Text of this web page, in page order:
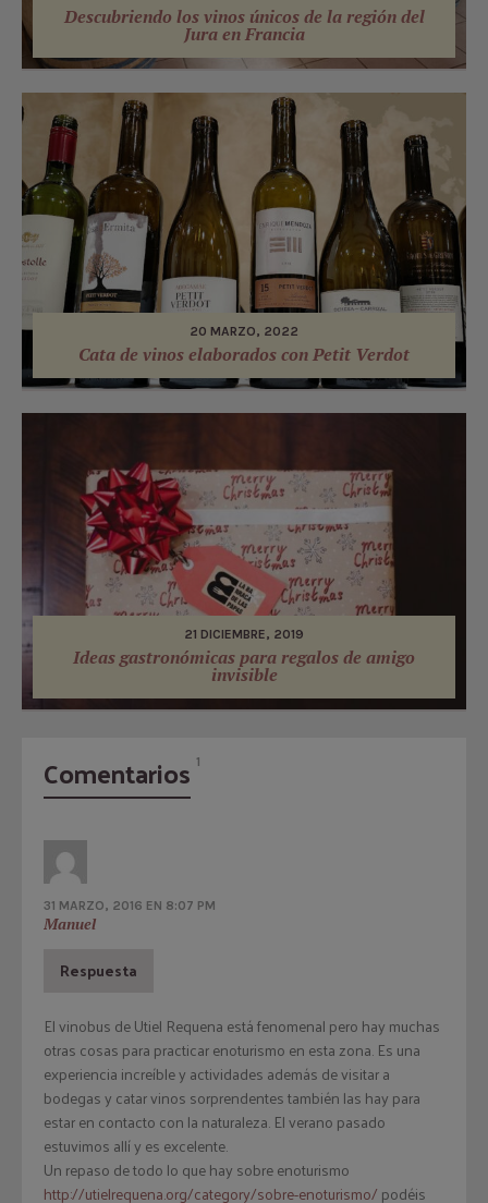
Descubriendo los vinos únicos de la región del
Jura en Francia
20 MARZO, 2022
Cata de vinos elaborados con Petit Verdot
21 DICIEMBRE, 2019
Ideas gastronómicas para regalos de amigo
invisible
Comentarios 1
31 MARZO, 2016 EN 8:07 PM
Manuel
Respuesta
El vinobus de Utiel Requena está fenomenal pero hay muchas
otras cosas para practicar enoturismo en esta zona. Es una
experiencia increíble y actividades además de visitar a
bodegas y catar vinos sorprendentes también las hay para
estar en contacto con la naturaleza. El verano pasado
estuvimos allí y es excelente.
Un repaso de todo lo que hay sobre enoturismo
http://utielrequena.org/category/sobre-enoturismo/ podéis